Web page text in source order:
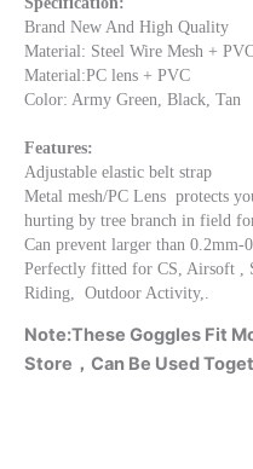
Brand New And High Quality
Material: Steel Wire Mesh +
Material:PC lens + PVC
Color: Army Green, Black, Tan
Features:
Adjustable elastic belt strap
Metal mesh/PC Lens  protects
hurting by tree branch in field
Can prevent larger than 0.2mm-
Perfectly fitted for CS, Airsoft ,
Riding,  Outdoor Activity,.
Note:These Goggles Fit
Store，Can Be Used